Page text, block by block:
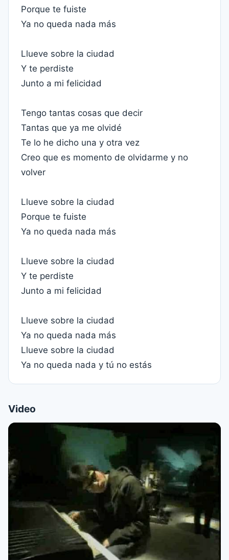
Porque te fuiste
Ya no queda nada más
Llueve sobre la ciudad
Y te perdiste
Junto a mi felicidad
Tengo tantas cosas que decir
Tantas que ya me olvidé
Te lo he dicho una y otra vez
Creo que es momento de olvidarme y no
volver
Llueve sobre la ciudad
Porque te fuiste
Ya no queda nada más
Llueve sobre la ciudad
Y te perdiste
Junto a mi felicidad
Llueve sobre la ciudad
Ya no queda nada más
Llueve sobre la ciudad
Ya no queda nada y tú no estás
Video